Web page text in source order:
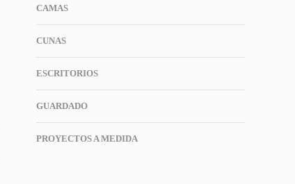
CAMAS
CUNAS
ESCRITORIOS
GUARDADO
PROYECTOS A MEDIDA